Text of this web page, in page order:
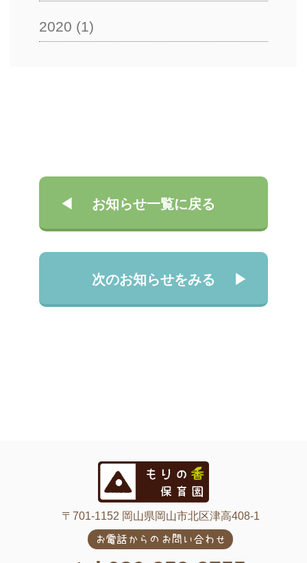
2020 (1)
お知らせ一覧に戻る
次のお知らせをみる
〒701-1152 岡山県岡山市北区津高408-1
お電話からのお問い合わせ